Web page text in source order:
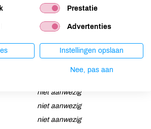
aanwezig
niet aanwezig
niet aanwezig
niet aanwezig
niet aanwezig
niet aanwezig
niet aanwezig
Prestatie
Advertenties
Instellingen opslaan
Nee, pas aan